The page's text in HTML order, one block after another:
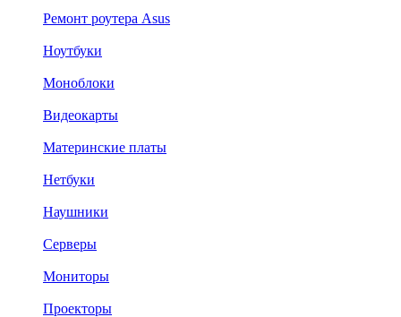
Ремонт роутера Asus
Ноутбуки
Моноблоки
Видеокарты
Материнские платы
Нетбуки
Наушники
Серверы
Мониторы
Проекторы